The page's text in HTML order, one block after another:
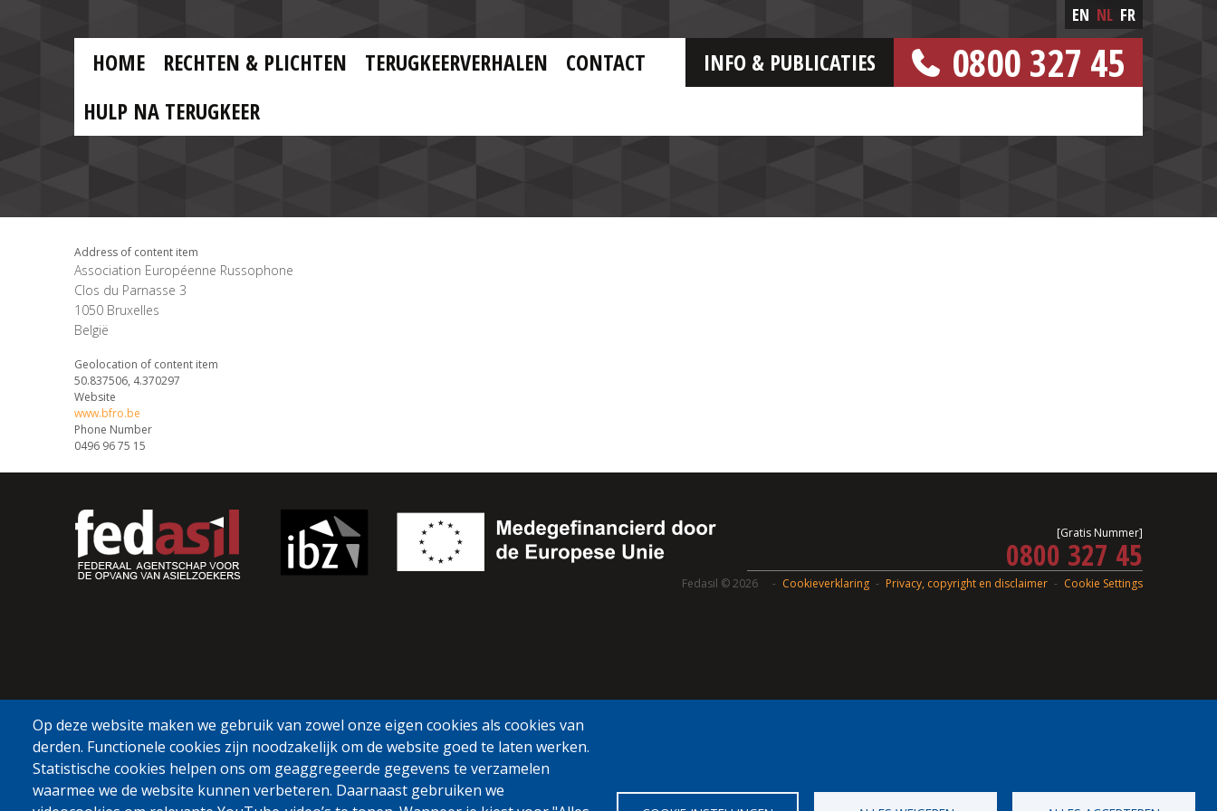
0800 327 45
MAIN
MENU
NL
HOME RECHTEN & PLICHTEN TERUGKEERVERHALEN CONTACT
INFO & PUBLICATIES
HULP NA TERUGKEER
EN NL FR
Address of content item
Association Européenne Russophone
Clos du Parnasse 3
1050 Bruxelles
België
Geolocation of content item
50.837506, 4.370297
Website
www.bfro.be
Phone Number
0496 96 75 15
[Gratis Nummer]
0800 327 45
Cookieverklaring Privacy, copyright en disclaimer Cookie Settings
Op deze website maken we gebruik van zowel onze eigen cookies als cookies van
derden. Functionele cookies zijn noodzakelijk om de website goed te laten werken.
Statistische cookies helpen ons om geaggregeerde gegevens te verzamelen
waarmee we de website kunnen verbeteren. Daarnaast gebruiken we
Fedasil © 2026